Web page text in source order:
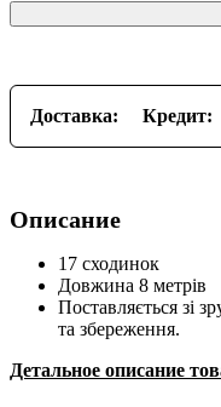
Доставка: Кредит:
Описание
17 сходинок
Довжина 8 метрів
Поставляється зі
та збереження.
Детальное описание